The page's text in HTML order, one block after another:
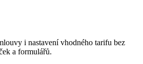
i nastavení vhodného tarifu bez
a formulářů.